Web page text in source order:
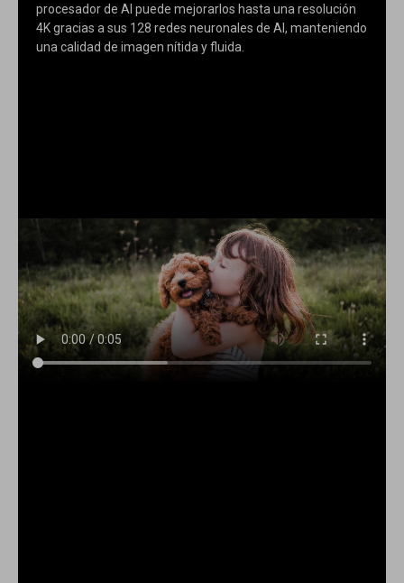
procesador de AI puede mejorarlos hasta una resolución
4K gracias a sus 128 redes neuronales de AI, manteniendo
una calidad de imagen nítida y fluida.